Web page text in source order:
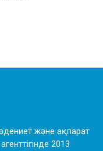
және ақпарат
2013